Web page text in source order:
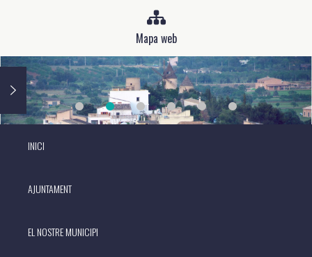
Mapa web
INICI
AJUNTAMENT
EL NOSTRE MUNICIPI